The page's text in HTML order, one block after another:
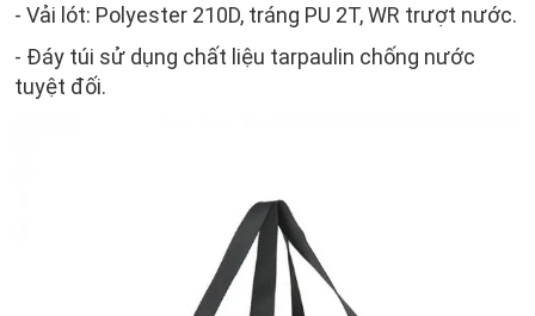
- Vải lót: Polyester 210D, tráng PU 2T, WR trượt nước.
- Đáy túi sử dụng chất liệu tarpaulin chống nước
tuyệt đối.